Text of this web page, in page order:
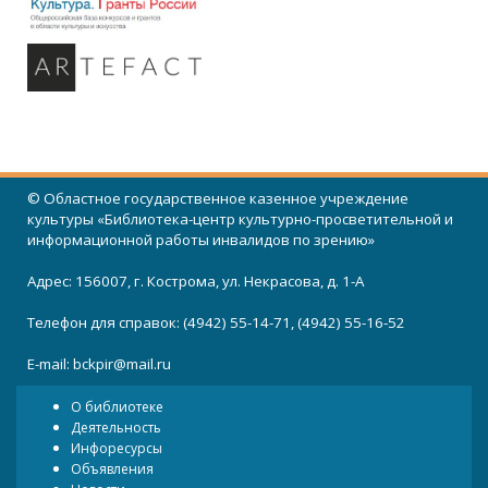
© Областное государственное казенное учреждение
культуры «Библиотека-центр культурно-просветительной и
информационной работы инвалидов по зрению»
Адрес: 156007, г. Кострома, ул. Некрасова, д. 1-А
Телефон для справок: (4942) 55-14-71, (4942) 55-16-52
E-mail: bckpir@mail.ru
О библиотеке
Деятельность
Инфоресурсы
Объявления